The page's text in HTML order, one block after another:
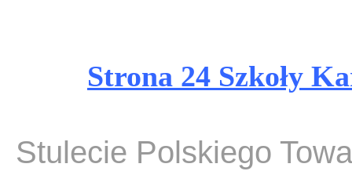
Strona 24 Szkoły
Stulecie Polskiego